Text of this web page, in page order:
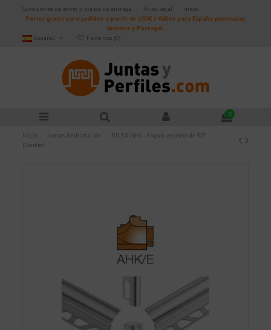
Condiciones de envío y plazos de entrega Aviso legal
Inicio
Portes gratis para pedidos a partir de 100€ | Válido para España peninsular,
Andorra y Portugal.
Español
Favoritos (0)
0
Inicio Juntas de dilatación
DILEX-AHK - Ángulo externo de 90º
(Rondec)